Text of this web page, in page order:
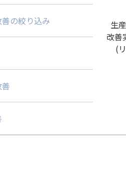
生
改善
(
の絞り込み